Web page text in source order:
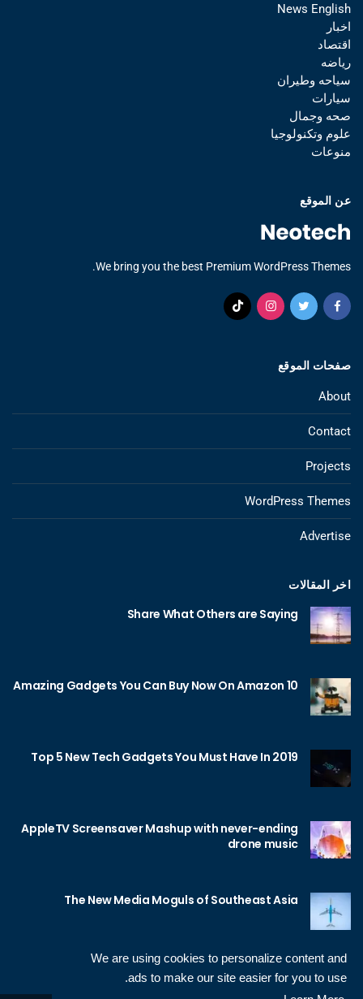
We are using cookies to personalize content and
ads to make our site easier for you to use.
News English
اخبار
اقتصاد
رياضه
سياحه وطيران
سيارات
صحه وجمال
علوم وتكنولوجيا
منوعات
عن الموقع
We bring you the best Premium WordPress Themes.
صفحات الموقع
About
Contact
Projects
WordPress Themes
Advertise
اخر المقالات
Share What Others are Saying
10 Amazing Gadgets You Can Buy Now On Amazon
Top 5 New Tech Gadgets You Must Have In 2019
AppleTV Screensaver Mashup with never-ending
drone music
The New Media Moguls of Southeast Asia